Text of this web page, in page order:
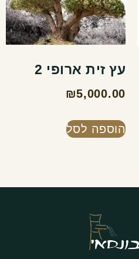
עץ זית ארופי 2
₪5,000.00
הוספה לסל